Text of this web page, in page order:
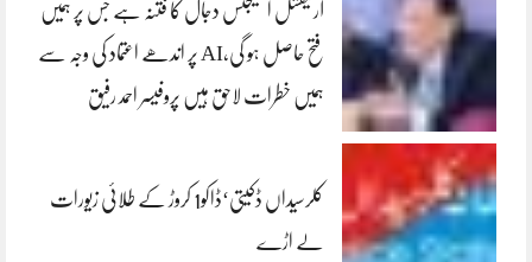
آرٹیفشل انٹلیجنس دجال کا فتنہ ہے جس پر ہمیں
فتح حاصل ہو گی،AI پر اندھے اعتماد کی وجہ سے
ہمیں خطرات لاحق ہیں پروفیسر احمد رفیق
کلرسیداں ڈکیتی‘ڈاکو1 کروڑ کے طلائی زیورات
لے اڑے